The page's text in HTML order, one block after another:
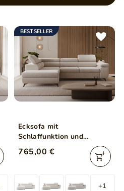
BESTSELLER
Ecksofa mit
Schlaffunktion und
Bettkasten Argon Links
Beige
765,00 €
+1